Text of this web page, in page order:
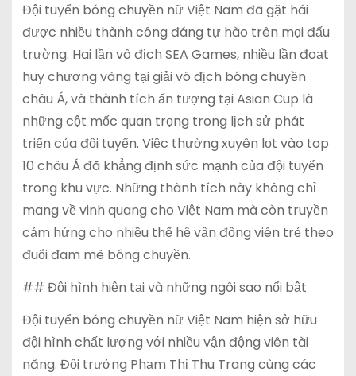
Đội tuyển bóng chuyền nữ Việt Nam đã gặt hái
được nhiều thành công đáng tự hào trên mọi đấu
trường. Hai lần vô địch SEA Games, nhiều lần đoạt
huy chương vàng tại giải vô địch bóng chuyền
châu Á, và thành tích ấn tượng tại Asian Cup là
những cột mốc quan trọng trong lịch sử phát
triển của đội tuyển. Việc thường xuyên lọt vào top
10 châu Á đã khẳng định sức mạnh của đội tuyển
trong khu vực. Những thành tích này không chỉ
mang về vinh quang cho Việt Nam mà còn truyền
cảm hứng cho nhiều thế hệ vận động viên trẻ theo
đuổi đam mê bóng chuyền.
## Đội hình hiện tại và những ngôi sao nổi bật
Đội tuyển bóng chuyền nữ Việt Nam hiện sở hữu
đội hình chất lượng với nhiều vận động viên tài
năng. Đội trưởng Phạm Thị Thu Trang cùng các